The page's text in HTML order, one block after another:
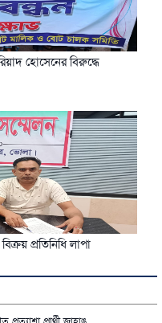
হোসেনের বিরুদ্ধে
প্রতি‌নি‌ধি লাপা